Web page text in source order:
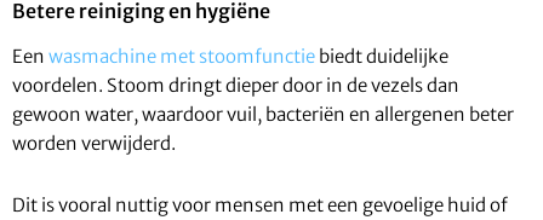
Betere reiniging en hygiëne
Een wasmachine met stoomfunctie biedt duidelijke
voordelen. Stoom dringt dieper door in de vezels dan
gewoon water, waardoor vuil, bacteriën en allergenen beter
worden verwijderd.
Dit is vooral nuttig voor mensen met een gevoelige huid of